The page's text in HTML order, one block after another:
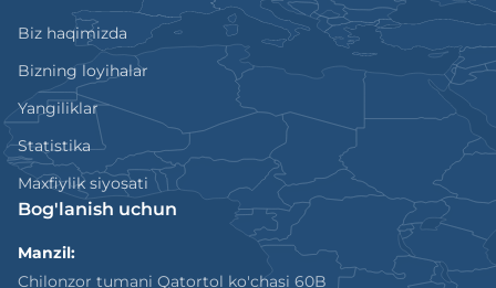
Biz haqimizda
Bizning loyihalar
Yangiliklar
Statistika
Maxfiylik siyosati
Bog'lanish uchun
Manzil:
Chilonzor tumani Qatortol ko'chasi 60B